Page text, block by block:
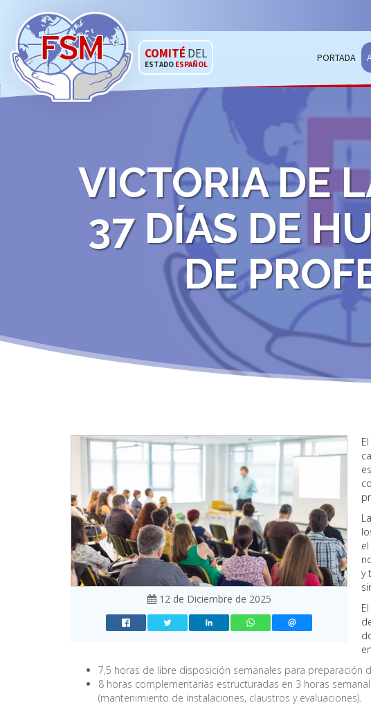
PORTADA
COMITÉ DEL
ESTADO ESPAÑOL
VICTORIA DE
37 DÍAS DE
DE
12 de Diciembre de 2025
y
7,5 horas de libre disposición semanales para preparación
8 horas complementarias estructuradas en 3 horas
(mantenimiento de instalaciones, claustros y evaluaciones).